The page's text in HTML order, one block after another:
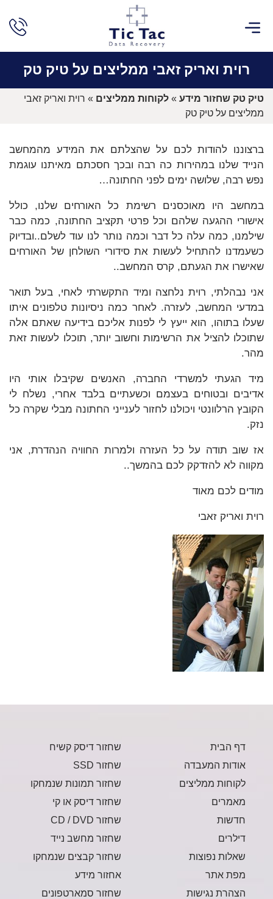
רוית ואריק זאבי ממליצים על טיק טק
טיק טק שחזור מידע » לקוחות ממליצים » רוית ואריק זאבי
ממליצים על טיק טק
ברצוננו להודות לכם על שהצלתם את המידע מהמחשב
הנייד שלנו במהירות כה רבה ובכך חסכתם מאיתנו עוגמת
נפש רבה, שלושה ימים לפני החתונה…
במחשב היו מאוכסנים רשימת כל האורחים שלנו, כולל
אישורי ההגעה שלהם וכל פרטי תקציב החתונה, כמה כבר
שילמנו, כמה עלה כל דבר וכמה נותר לנו עוד לשלם..ובדיוק
כשעמדנו להתחיל לעשות את סידורי השולחן של האורחים
שאישרו את הגעתם, קרס המחשב..
אני נבהלתי, רוית נלחצה ומיד התקשרתי לאחי, בעל תואר
במדעי המחשב, לעזרה. לאחר כמה ניסיונות טלפונים איתו
שעלו בתוהו, הוא ייעץ לי לפנות אליכם בידיעה שאתם אלה
שתוכלו להציל את הרשימות וחשוב יותר, תוכלו לעשות זאת
מהר.
מיד הגעתי למשרדי החברה, האנשים שקיבלו אותי היו
אדיבים ובטוחים בעצמם וכשעתיים בלבד אחרי, נשלח לי
הקובץ הרלוונטי ויכולנו לחזור לענייני החתונה מבלי שקרה כל
נזק.
אז שוב תודה על כל העזרה ולמרות החוויה הנהדרת, אני
מקווה לא להזדקק לכם בהמשך..
מודים לכם מאוד
רוית ואריק זאבי
דף הבית
אודות המעבדה
לקוחות ממליצים
מאמרים
חדשות
דילרים
שאלות נפוצות
מפת אתר
הצהרת נגישות
שחזור דיסק קשיח
שחזור SSD
שחזור תמונות שנמחקו
שחזור דיסק או קי
שחזור CD / DVD
שחזור מחשב נייד
שחזור קבצים שנמחקו
אחזור מידע
שחזור סמארטפונים